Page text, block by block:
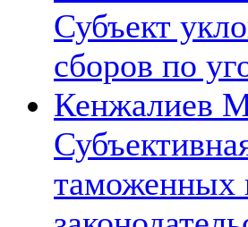
Субъект
сборов по
Кенжалиев
таможенных